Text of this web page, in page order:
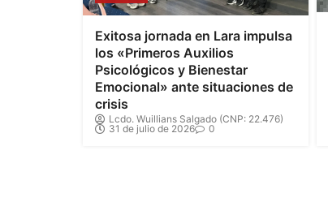
Exitosa jornada en Lara impulsa
los «Primeros Auxilios
Psicológicos y Bienestar
Emocional» ante situaciones de
crisis
Lcdo. Wuillians Salgado (CNP: 22.476)
31 de julio de 2026
0